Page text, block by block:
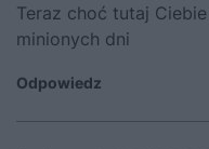
Teraz choć tutaj
minionych dni
Odpowiedz